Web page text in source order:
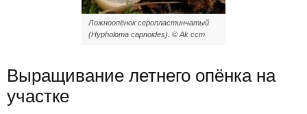
Ложноопёнок серопластинчатый
(Hypholoma capnoides). © Ak ccm
Выращивание летнего опёнка на
участке